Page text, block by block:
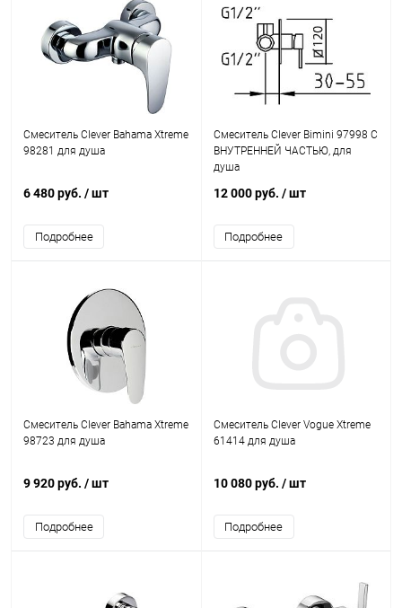
Смеситель Clever Bahama Xtreme
98281 для душа
6 480 руб. / шт
Подробнее
Смеситель Clever Bimini 97998 С
ВНУТРЕННЕЙ ЧАСТЬЮ, для
душа
12 000 руб. / шт
Подробнее
Смеситель Clever Bahama Xtreme
98723 для душа
9 920 руб. / шт
Подробнее
Смеситель Clever Vogue Xtreme
61414 для душа
10 080 руб. / шт
Подробнее